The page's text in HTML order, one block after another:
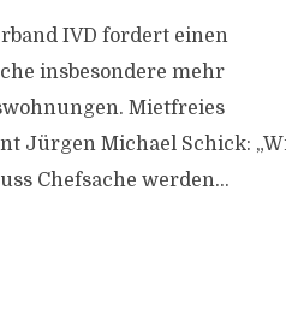
IVD fordert einen
insbesondere mehr
Mietfreies
Jürgen Michael Schick:
Chefsache werden...